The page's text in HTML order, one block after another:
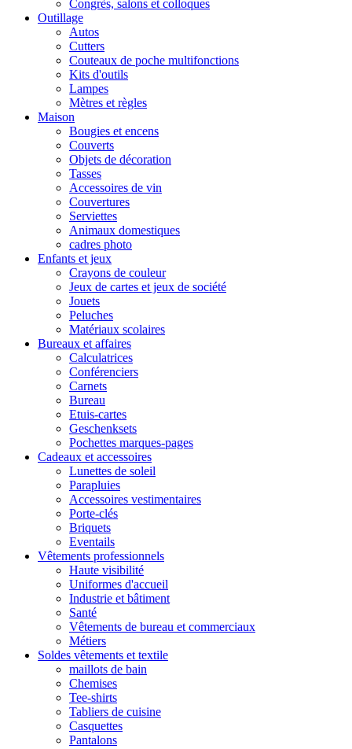
Congrès, salons et colloques
Outillage
Autos
Cutters
Couteaux de poche multifonctions
Kits d'outils
Lampes
Mètres et règles
Maison
Bougies et encens
Couverts
Objets de décoration
Tasses
Accessoires de vin
Couvertures
Serviettes
Animaux domestiques
cadres photo
Enfants et jeux
Crayons de couleur
Jeux de cartes et jeux de société
Jouets
Peluches
Matériaux scolaires
Bureaux et affaires
Calculatrices
Conférenciers
Carnets
Bureau
Etuis-cartes
Geschenksets
Pochettes marques-pages
Cadeaux et accessoires
Lunettes de soleil
Parapluies
Accessoires vestimentaires
Porte-clés
Briquets
Eventails
Vêtements professionnels
Haute visibilité
Uniformes d'accueil
Industrie et bâtiment
Santé
Vêtements de bureau et commerciaux
Métiers
Soldes vêtements et textile
maillots de bain
Chemises
Tee-shirts
Tabliers de cuisine
Casquettes
Pantalons